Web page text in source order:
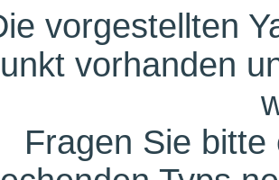
vorgestellten
vorhanden
Fragen Sie